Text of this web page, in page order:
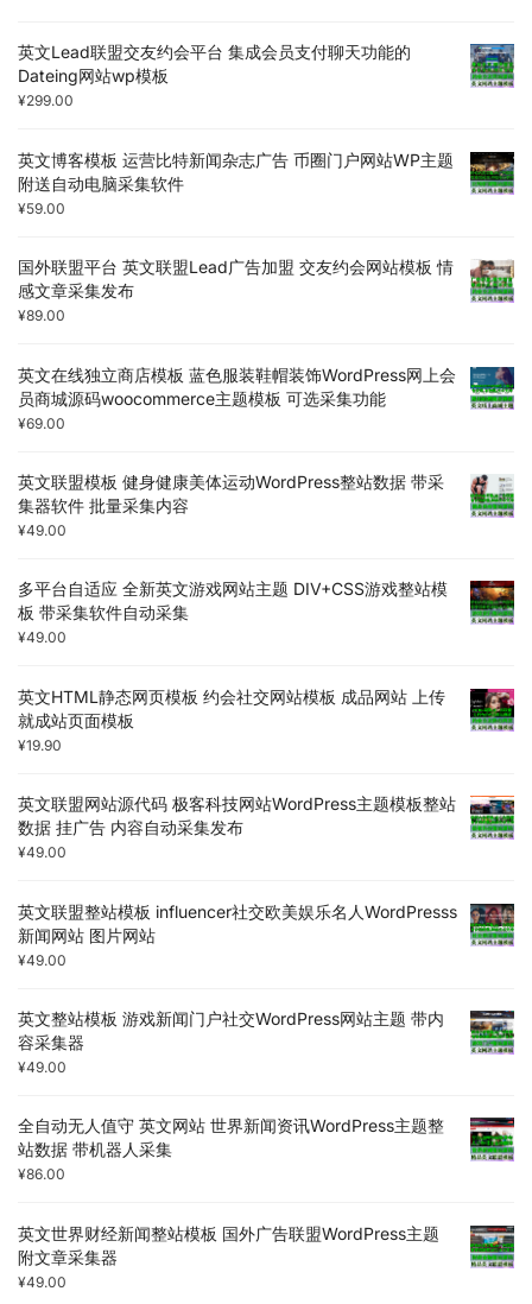
英文Lead联盟交友约会平台 集成会员支付聊天功能的
Dateing网站wp模板
¥299.00
英文博客模板 运营比特新闻杂志广告 币圈门户网站WP主题
附送自动电脑采集软件
¥59.00
国外联盟平台 英文联盟Lead广告加盟 交友约会网站模板 情
感文章采集发布
¥89.00
英文在线独立商店模板 蓝色服装鞋帽装饰WordPress网上会
员商城源码woocommerce主题模板 可选采集功能
¥69.00
英文联盟模板 健身健康美体运动WordPress整站数据 带采
集器软件 批量采集内容
¥49.00
多平台自适应 全新英文游戏网站主题 DIV+CSS游戏整站模
板 带采集软件自动采集
¥49.00
英文HTML静态网页模板 约会社交网站模板 成品网站 上传
就成站页面模板
¥19.90
英文联盟网站源代码 极客科技网站WordPress主题模板整站
数据 挂广告 内容自动采集发布
¥49.00
英文联盟整站模板 influencer社交欧美娱乐名人WordPresss
新闻网站 图片网站
¥49.00
英文整站模板 游戏新闻门户社交WordPress网站主题 带内
容采集器
¥49.00
全自动无人值守 英文网站 世界新闻资讯WordPress主题整
站数据 带机器人采集
¥86.00
英文世界财经新闻整站模板 国外广告联盟WordPress主题
附文章采集器
¥49.00